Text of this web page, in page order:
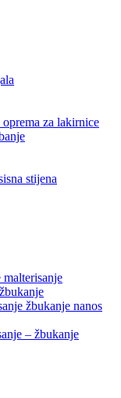
za lakirnice
stijena
malterisanje
žbukanje nanos
– žbukanje